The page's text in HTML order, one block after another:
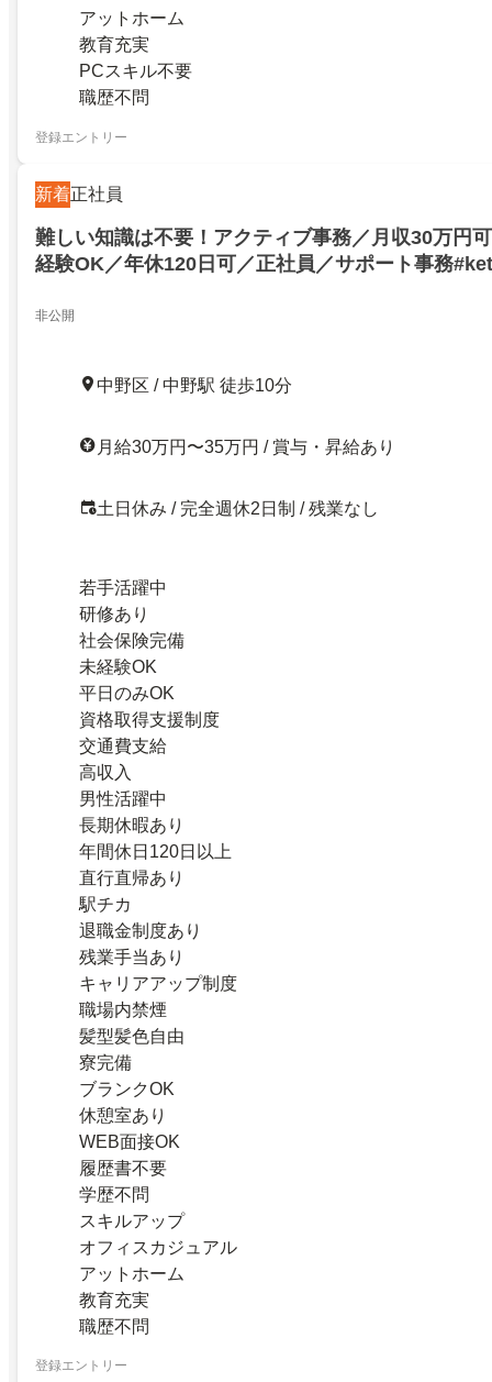
アットホーム
教育充実
PCスキル不要
職歴不問
登録エントリー
新着正社員
難しい知識は不要！アクティブ事務／月収30万円
経験OK／年休120日可／正社員／サポート事務
非公開
中野区 / 中野駅 徒歩10分
月給30万円〜35万円 / 賞与・昇給あり
土日休み / 完全週休2日制 / 残業なし
若手活躍中
研修あり
社会保険完備
未経験OK
平日のみOK
資格取得支援制度
交通費支給
高収入
男性活躍中
長期休暇あり
年間休日120日以上
直行直帰あり
駅チカ
退職金制度あり
残業手当あり
キャリアアップ制度
職場内禁煙
髪型髪色自由
寮完備
ブランクOK
休憩室あり
WEB面接OK
履歴書不要
学歴不問
スキルアップ
オフィスカジュアル
アットホーム
教育充実
職歴不問
登録エントリー